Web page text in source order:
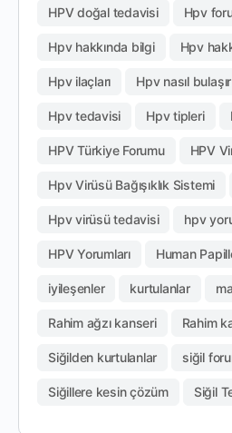
HPV doğal tedavisi Hpv
Hpv hakkında bilgi Hpv
Hpv ilaçları Hpv nasıl bulaşır
Hpv tedavisi Hpv tipleri
HPV Türkiye Forumu HPV
Hpv Virüsü Bağışıklık Sistemi
Hpv virüsü tedavisi hpv
HPV Yorumları Human
iyileşenler kurtulanlar
Rahim ağzı kanseri Rahim
Siğilden kurtulanlar siğil
Siğillere kesin çözüm Siğil